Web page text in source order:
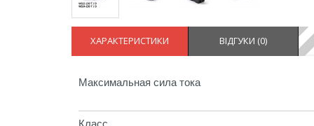
ХАРАКТЕРИСТИКИ ВІДГУКИ (0)
Максимальная сила тока
Класс